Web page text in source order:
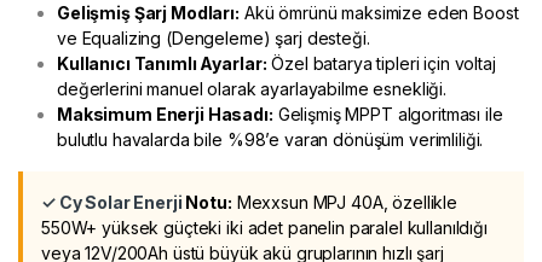
Gelişmiş Şarj Modları: Akü ömrünü maksimize eden Boost
ve Equalizing (Dengeleme) şarj desteği.
Kullanıcı Tanımlı Ayarlar: Özel batarya tipleri için voltaj
değerlerini manuel olarak ayarlayabilme esnekliği.
Maksimum Enerji Hasadı: Gelişmiş MPPT algoritması ile
bulutlu havalarda bile %98’e varan dönüşüm verimliliği.
✓ Cy Solar Enerji Notu: Mexxsun MPJ 40A, özellikle
550W+ yüksek güçteki iki adet panelin paralel kullanıldığı
veya 12V/200Ah üstü büyük akü gruplarının hızlı şarj